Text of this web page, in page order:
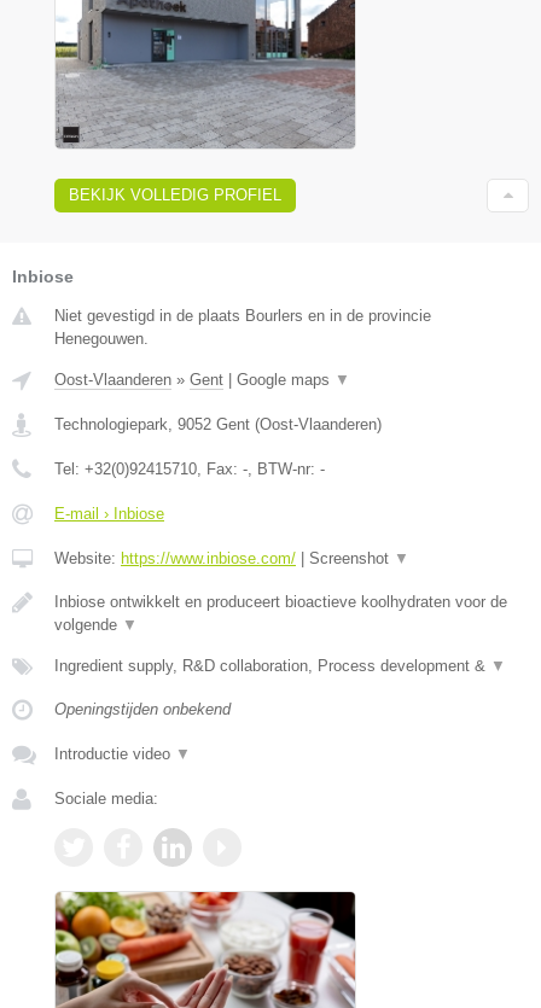
BEKIJK VOLLEDIG PROFIEL
Inbiose
Niet gevestigd in de plaats Bourlers en in de provincie
Henegouwen.
Oost-Vlaanderen » Gent | Google maps ▼
Technologiepark 9052 Gent (Oost-Vlaanderen)
Tel: +32(0)92415710 , Fax: - , BTW-nr: -
E-mail › Inbiose
Website: https://www.inbiose.com/ | Screenshot ▼
Inbiose ontwikkelt en produceert bioactieve koolhydraten voor de
volgende ▼
Ingredient supply, R&D collaboration, Process development & ▼
Openingstijden onbekend
Introductie video ▼
Sociale media: